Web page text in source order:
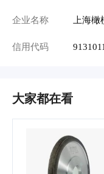
企业名称 上海
信用代码
大家都在看